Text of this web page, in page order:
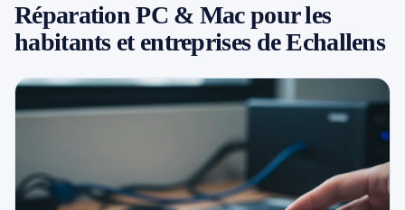
→ Toutes les zones d'intervention (21 villes)
079 716 53 82
Réparation PC & Mac pour les
habitants et entreprises de Echallens